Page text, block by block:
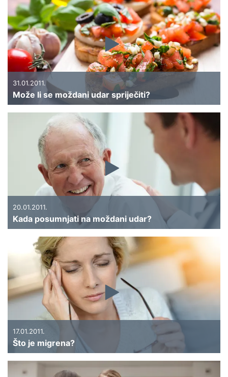
31.01.2011.
Može li se moždani udar spriječiti?
20.01.2011.
Kada posumnjati na moždani udar?
17.01.2011.
Što je migrena?